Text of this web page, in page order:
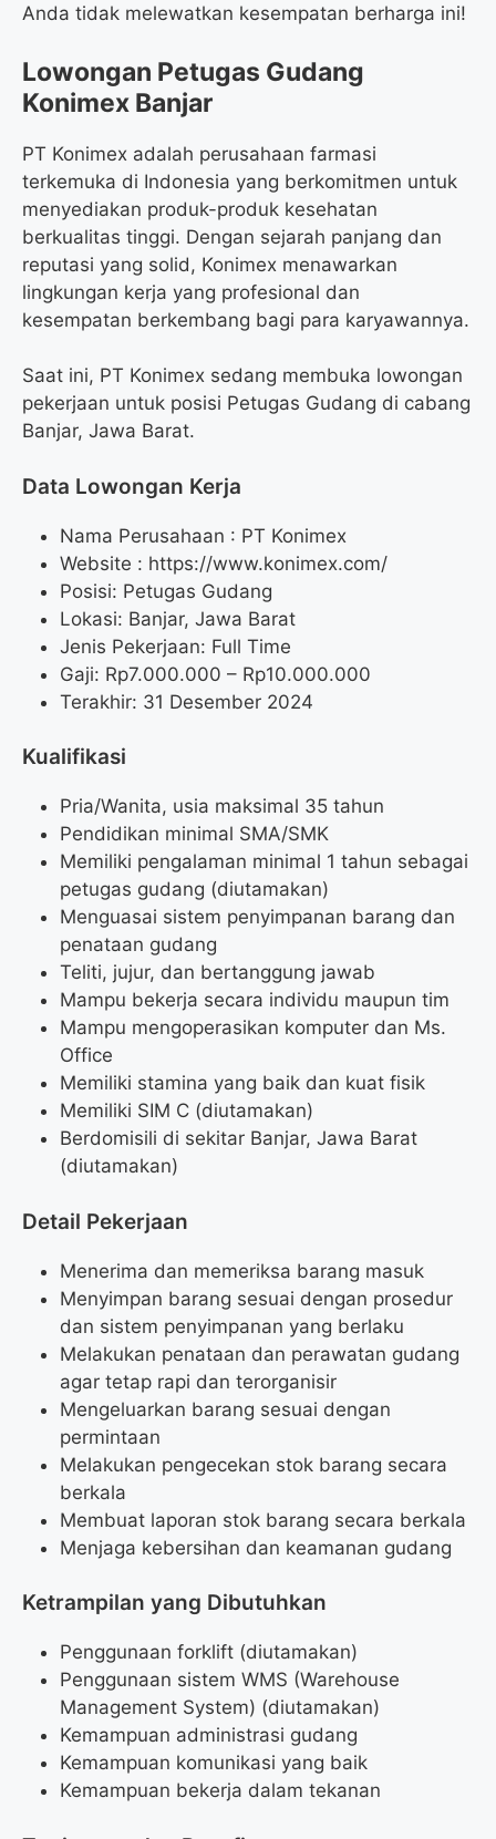
Anda tidak melewatkan kesempatan berharga ini!
Lowongan Petugas Gudang
Konimex Banjar
PT Konimex adalah perusahaan farmasi
terkemuka di Indonesia yang berkomitmen untuk
menyediakan produk-produk kesehatan
berkualitas tinggi. Dengan sejarah panjang dan
reputasi yang solid, Konimex menawarkan
lingkungan kerja yang profesional dan
kesempatan berkembang bagi para karyawannya.
Saat ini, PT Konimex sedang membuka lowongan
pekerjaan untuk posisi Petugas Gudang di cabang
Banjar, Jawa Barat.
Data Lowongan Kerja
Nama Perusahaan : PT Konimex
Website : https://www.konimex.com/
Posisi: Petugas Gudang
Lokasi: Banjar, Jawa Barat
Jenis Pekerjaan: Full Time
Gaji: Rp7.000.000 – Rp10.000.000
Terakhir: 31 Desember 2024
Kualifikasi
Pria/Wanita, usia maksimal 35 tahun
Pendidikan minimal SMA/SMK
Memiliki pengalaman minimal 1 tahun sebagai
petugas gudang (diutamakan)
Menguasai sistem penyimpanan barang dan
penataan gudang
Teliti, jujur, dan bertanggung jawab
Mampu bekerja secara individu maupun tim
Mampu mengoperasikan komputer dan Ms.
Office
Memiliki stamina yang baik dan kuat fisik
Memiliki SIM C (diutamakan)
Berdomisili di sekitar Banjar, Jawa Barat
(diutamakan)
Detail Pekerjaan
Menerima dan memeriksa barang masuk
Menyimpan barang sesuai dengan prosedur
dan sistem penyimpanan yang berlaku
Melakukan penataan dan perawatan gudang
agar tetap rapi dan terorganisir
Mengeluarkan barang sesuai dengan
permintaan
Melakukan pengecekan stok barang secara
berkala
Membuat laporan stok barang secara berkala
Menjaga kebersihan dan keamanan gudang
Ketrampilan yang Dibutuhkan
Penggunaan forklift (diutamakan)
Penggunaan sistem WMS (Warehouse
Management System) (diutamakan)
Kemampuan administrasi gudang
Kemampuan komunikasi yang baik
Kemampuan bekerja dalam tekanan